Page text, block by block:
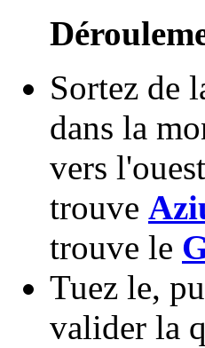
Sortez de
dans la
vers
trouve
trouve le
Tuez le,
valider la